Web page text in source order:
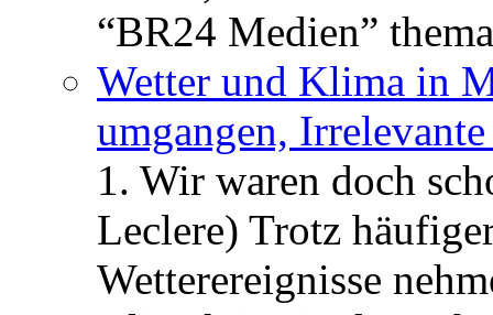
“BR24 Medien”
Wetter und Klima in
umgangen,
1. Wir waren doch
Leclere) Trotz
Wetterereignisse